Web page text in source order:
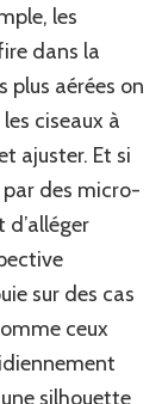
les
dans la
plus aérées on
ciseaux à
ajuster. Et si
des micro-
sur des cas
ceux
silhouette